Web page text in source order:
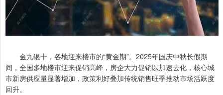
金九银十，各地迎来楼市的“黄金期”。2025年国庆中秋长假期
间，全国多地楼市迎来促销高峰，房企大力促销以加速去化，核心城
市新房供应量显著增加，政策利好叠加传统销售旺季推动市场活跃度
回升。